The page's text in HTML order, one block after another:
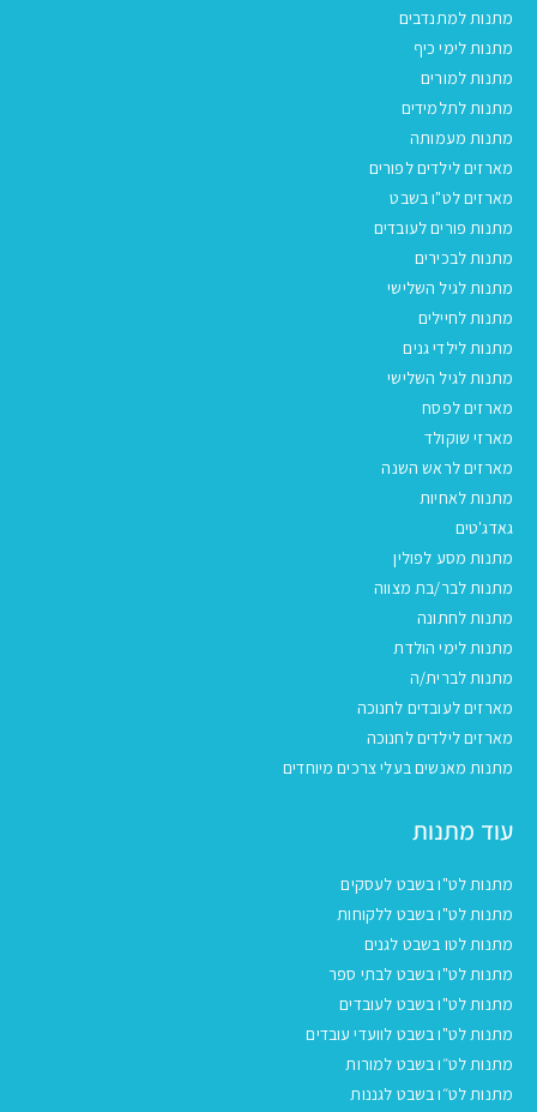
מתנות למתנדבים
מתנות לימי כיף
מתנות למורים
מתנות לתלמידים
מתנות מעמותה
מארזים לילדים לפורים
מארזים לט"ו בשבט
מתנות פורים לעובדים
מתנות לבכירים
מתנות לגיל השלישי
מתנות לחיילים
מתנות לילדי גנים
מתנות לגיל השלישי
מארזים לפסח
מארזי שוקולד
מארזים לראש השנה
מתנות לאחיות
גאדג'טים
מתנות מסע לפולין
מתנות לבר/בת מצווה
מתנות לחתונה
מתנות לימי הולדת
מתנות לברית/ה
מארזים לעובדים לחנוכה
מארזים לילדים לחנוכה
מתנות מאנשים בעלי צרכים מיוחדים
עוד מתנות
מתנות לט"ו בשבט לעסקים
מתנות לט"ו בשבט ללקוחות
מתנות לטו בשבט לגנים
מתנות לט"ו בשבט לבתי ספר
מתנות לט"ו בשבט לעובדים
מתנות לט"ו בשבט לוועדי עובדים
מתנות לט״ו בשבט למורות
מתנות לט״ו בשבט לגננות